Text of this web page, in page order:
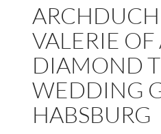
VALERIE
DIAMOND
WEDDING
HABSBURG